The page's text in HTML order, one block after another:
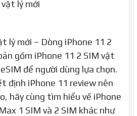
lý mới – Dòng iPhone 11 2
gồm iPhone 11 2 SIM vật
để người dùng lựa chọn.
định iPhone 11 review nên
hãy cùng tìm hiểu về iPhone
1 SIM và 2 SIM khác như